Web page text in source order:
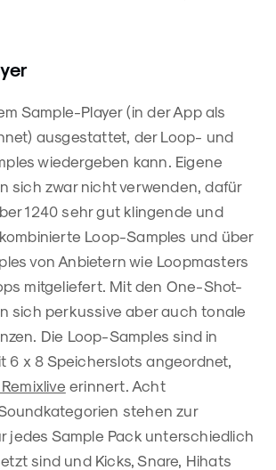
Sample-Player (in der App als
ausgestattet, der Loop- und
wiedergeben kann. Eigene
sich zwar nicht verwenden, dafür
1240 sehr gut klingende und
Loop-Samples und über
von Anbietern wie Loopmasters
mitgeliefert. Mit den One-Shot-
sich perkussive aber auch tonale
Die Loop-Samples sind in
6 x 8 Speicherslots angeordnet,
erinnert. Acht
stehen zur
jedes Sample Pack unterschiedlich
sind und Kicks, Snare, Hihats